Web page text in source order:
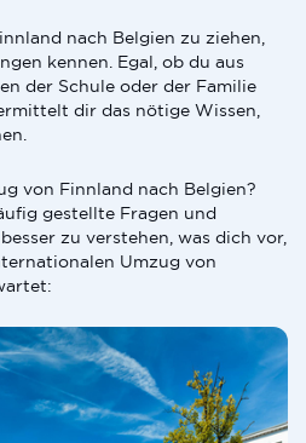
nach Belgien zu ziehen,
kennen. Egal, ob du aus
der Schule oder der Familie
dir das nötige Wissen,
von Finnland nach Belgien?
gestellte Fragen und
zu verstehen, was dich vor,
Umzug von